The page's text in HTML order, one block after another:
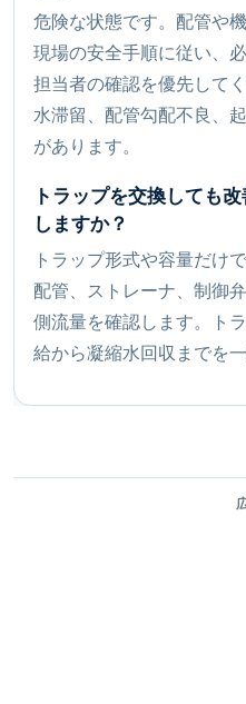
危険な状態です。配管や
現場の安全手順に従い、
担当者の確認を優先して
水滞留、配管勾配不良、
があります。
トラップを交換しても
しますか？
トラップ形式や容量だけ
配管、ストレーナ、制御
側流量を確認します。ト
給から凝縮水回収までを